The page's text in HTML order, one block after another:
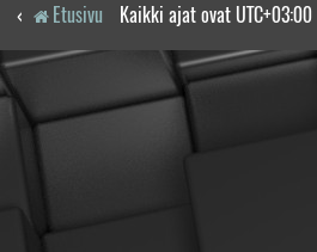
Etusivu Kaikki ajat ovat UTC+03:00